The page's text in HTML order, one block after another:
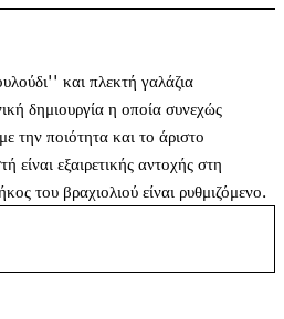
και πλεκτή γαλάζια
δημιουργία η οποία συνεχώς
την ποιότητα και το άριστο
εξαιρετικής αντοχής στη
του βραχιολιού είναι ρυθμιζόμενο.